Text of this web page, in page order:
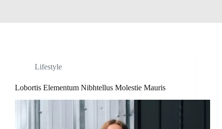
Lifestyle
Lobortis Elementum Nibhtellus Molestie Mauris